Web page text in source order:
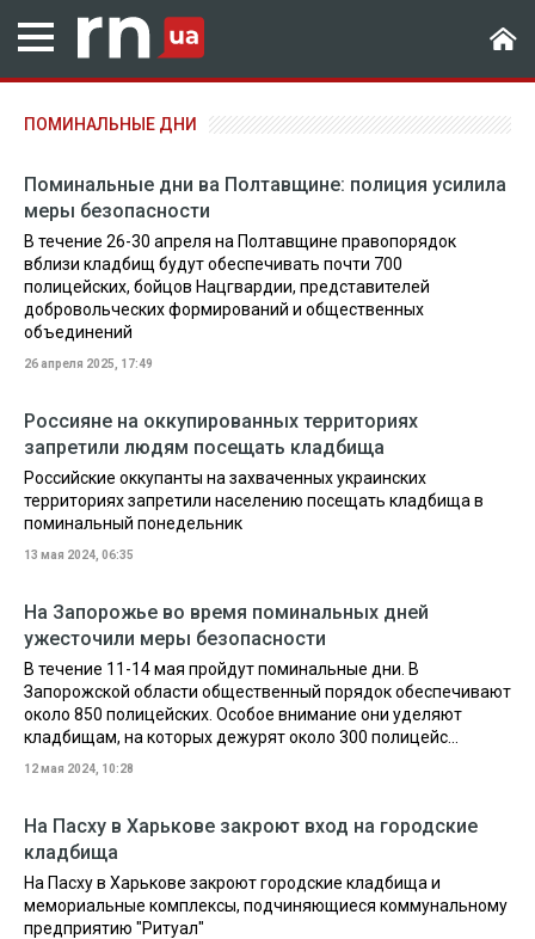
ПОМИНАЛЬНЫЕ ДНИ
Поминальные дни ва Полтавщине: полиция усилила
меры безопасности
В течение 26-30 апреля на Полтавщине правопорядок
вблизи кладбищ будут обеспечивать почти 700
полицейских, бойцов Нацгвардии, представителей
добровольческих формирований и общественных
объединений
26 апреля 2025, 17:49
Россияне на оккупированных территориях
запретили людям посещать кладбища
Российские оккупанты на захваченных украинских
территориях запретили населению посещать кладбища в
поминальный понедельник
13 мая 2024, 06:35
На Запорожье во время поминальных дней
ужесточили меры безопасности
В течение 11-14 мая пройдут поминальные дни. В
Запорожской области общественный порядок обеспечивают
около 850 полицейских. Особое внимание они уделяют
кладбищам, на которых дежурят около 300 полицейс...
12 мая 2024, 10:28
На Пасху в Харькове закроют вход на городские
кладбища
На Пасху в Харькове закроют городские кладбища и
мемориальные комплексы, подчиняющиеся коммунальному
предприятию "Ритуал"